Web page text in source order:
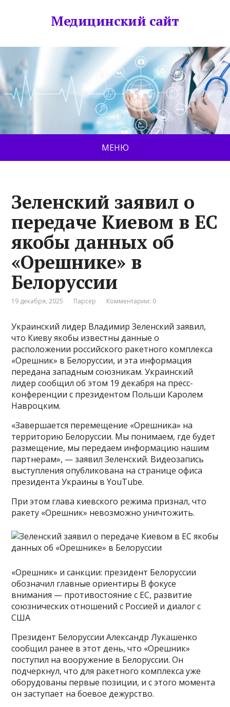
Медицинский сайт
МЕНЮ
Зеленский заявил о
передаче Киевом в ЕС
якобы данных об
«Орешнике» в
Белоруссии
19 декабря, 2025 Парсер Комментарии: 0
Украинский лидер Владимир Зеленский заявил,
что Киеву якобы известны данные о
расположении российского ракетного комплекса
«Орешник» в Белоруссии, и эта информация
передана западным союзникам. Украинский
лидер сообщил об этом 19 декабря на пресс-
конференции с президентом Польши Каролем
Навроцким.
«Завершается перемещение «Орешника» на
территорию Белоруссии. Мы понимаем, где будет
размещение, мы передаем информацию нашим
партнерам», — заявил Зеленский. Видеозапись
выступления опубликована на странице офиса
президента Украины в YouTube.
При этом глава киевского режима признал, что
ракету «Орешник» невозможно уничтожить.
«Орешник» и санкции: президент Белоруссии
обозначил главные ориентиры В фокусе
внимания — противостояние с ЕС, развитие
союзнических отношений с Россией и диалог с
США
Президент Белоруссии Александр Лукашенко
сообщил ранее в этот день, что «Орешник»
поступил на вооружение в Белоруссии. Он
подчеркнул, что для ракетного комплекса уже
оборудованы первые позиции, и с этого момента
он заступает на боевое дежурство.